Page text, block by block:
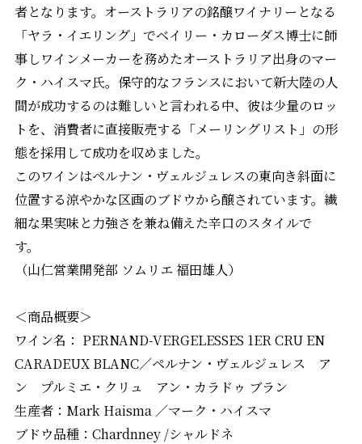
者となります。オーストラリアの銘醸ワイナリーとなる
「ヤラ・イエリング」でベイリー・カローダス博士に師
事しワインメーカーを務めたオーストラリア出身のマー
ク・ハイスマ氏。保守的なフランスにおいて新大陸の人
間が成功するのは難しいと言われる中、彼は少量のロッ
トを、消費者に直接販売する「メーリングリスト」の形
態を採用して成功を収めました。
このワインはペルナン・ヴェルジュレスの東向き斜面に
位置する涼やかな区画のブドウから醸されています。繊
細な果実味と力強さを兼ね備えた辛口のスタイルで
す。
（山仁営業開発部 ソムリエ 福田雄人）
＜商品概要＞
ワイン名： PERNAND-VERGELESSES 1ER CRU EN
CARADEUX BLANC／ペルナン・ヴェルジュレス ア
ン プルミエ・クリュ アン・カラドゥ ブラン
生産者：Mark Haisma ／マーク・ハイスマ
ブドウ品種：Chardnney /シャルドネ